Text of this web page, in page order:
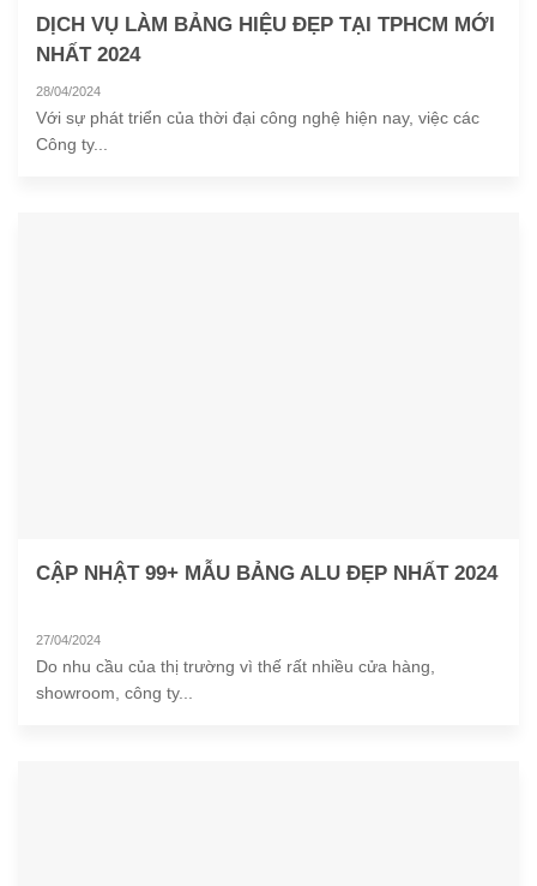
DỊCH VỤ LÀM BẢNG HIỆU ĐẸP TẠI TPHCM MỚI
NHẤT 2024
28/04/2024
Với sự phát triển của thời đại công nghệ hiện nay, việc các
Công ty...
CẬP NHẬT 99+ MẪU BẢNG ALU ĐẸP NHẤT 2024
27/04/2024
Do nhu cầu của thị trường vì thế rất nhiều cửa hàng,
showroom, công ty...